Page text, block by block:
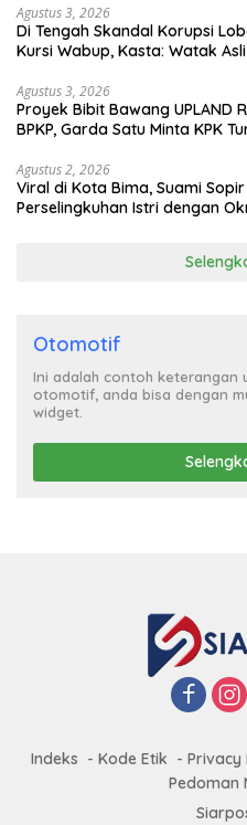
Agustus 3, 2026
Di Tengah Skandal Korupsi
Kursi Wabup, Kasta: Watak
Agustus 3, 2026
Proyek Bibit Bawang UPLAND
BPKP, Garda Satu Minta KPK
Agustus 2, 2026
Viral di Kota Bima, Suami
Perselingkuhan Istri dengan
Otomotif
Ini adalah contoh keterangan
otomotif, anda bisa dengan
widget.
Indeks Kode Etik Privacy
Pedoman